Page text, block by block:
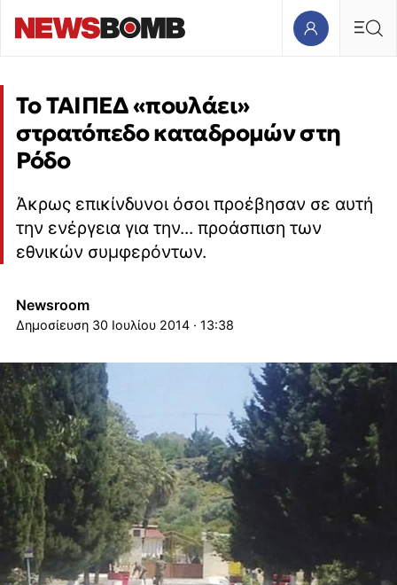
Το ΤΑΙΠΕΔ «πουλάει»
στρατόπεδο καταδρομών στη
Ρόδο
Άκρως επικίνδυνοι όσοι προέβησαν σε αυτή
την ενέργεια για την... προάσπιση των
εθνικών συμφερόντων.
Newsroom
30 Ιουλίου 2014 · 13:38